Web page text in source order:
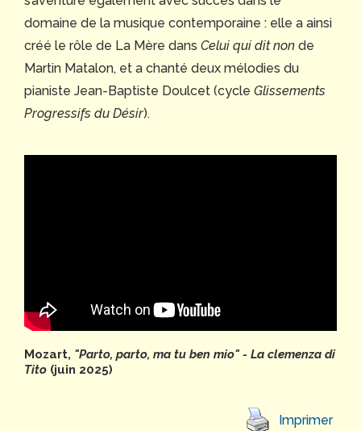
domaine de la musique contemporaine : elle a ainsi
créé le rôle de La Mère dans Celui qui dit non de
Martin Matalon, et a chanté deux mélodies du
pianiste Jean-Baptiste Doulcet (cycle Glissements
Progressifs du Désir).
Mozart, "Parto, parto, ma tu ben mio" - La clemenza di
Tito (juin 2025)
Imprimer